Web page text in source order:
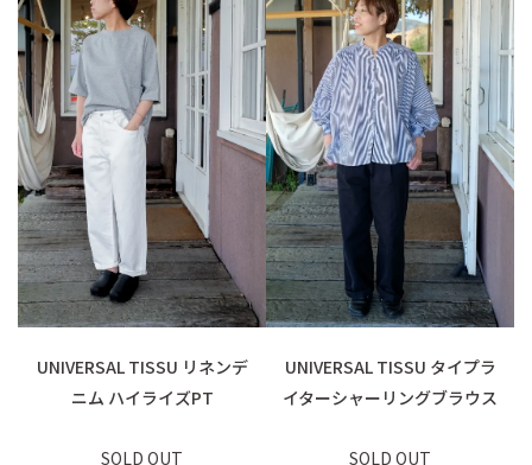
UNIVERSAL TISSU リネンデ
ニム ハイライズPT
SOLD OUT
UNIVERSAL TISSU タイプラ
イターシャーリングブラウス
SOLD OUT